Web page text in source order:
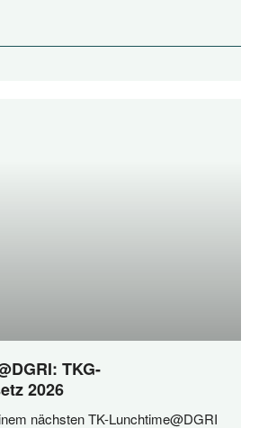
TKG-
2026
nächs­ten TK-Lunchtime@DGRI